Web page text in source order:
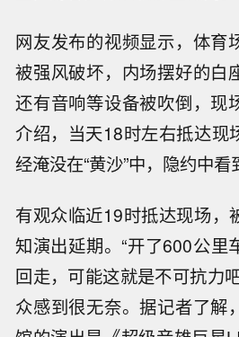
网友发布的视频显示，体育
被强风破坏，内场摆好的白
还有音响等设备被吹倒，现
介绍，当天18时左右抵达现
经淹没在“黄沙”中，隐约中看
有观众临近19时抵达现场，
知演出延期。“开了600公里
回走，可能这就是不可抗力
众感到很无奈。据记者了解